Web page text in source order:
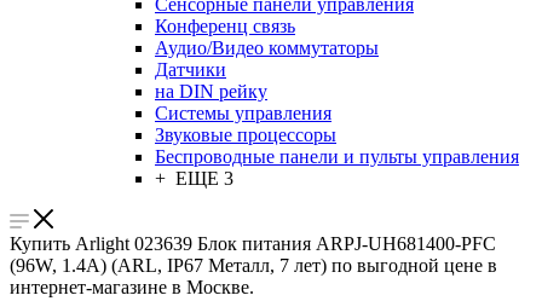
Сенсорные панели управления
Конференц связь
Аудио/Видео коммутаторы
Датчики
на DIN рейку
Системы управления
Звуковые процессоры
Беспроводные панели и пульты управления
+ ЕЩЕ 3
Купить Arlight 023639 Блок питания ARPJ-UH681400-PFC
(96W, 1.4A) (ARL, IP67 Металл, 7 лет) по выгодной цене в
интернет-магазине в Москве.